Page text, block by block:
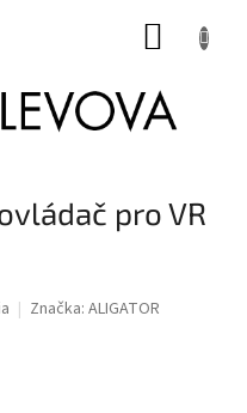
pro VR
Značka: ALIGATOR